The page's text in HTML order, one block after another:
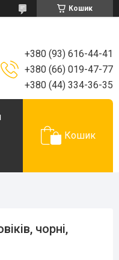
Кошик
+380 (93) 616-44-41
+380 (66) 019-47-77
+380 (44) 334-36-35
Кошик
чорні,